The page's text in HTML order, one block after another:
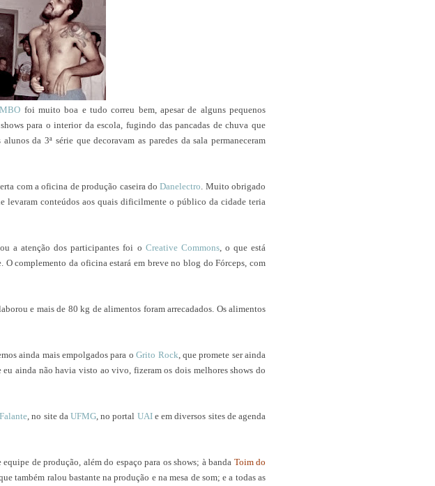
foi muito boa e tudo correu bem, apesar de alguns pequenos
para o interior da escola, fugindo das pancadas de chuva que
da 3ª série que decoravam as paredes da sala permaneceram
com a oficina de produção caseira doDanelectro . Muito obrigado
levaram conteúdos aos quais dificilmente o público da cidade teria
a atenção dos participantes foi o Creative Commons, o que está
complemento da oficina estará em breve no blog do Fórceps, com
e mais de 80 kg de alimentos foram arrecadados. Os alimentos
ainda mais empolgados para oGrito Rock , que promete ser ainda
eu ainda não havia visto ao vivo, fizeram os dois melhores shows do
, no site daUFMG , no portal UAIe em diversos sites de agenda
de produção, além do espaço para os shows; à banda Toim do
que também ralou bastante na produção e na mesa de som; e a todas as